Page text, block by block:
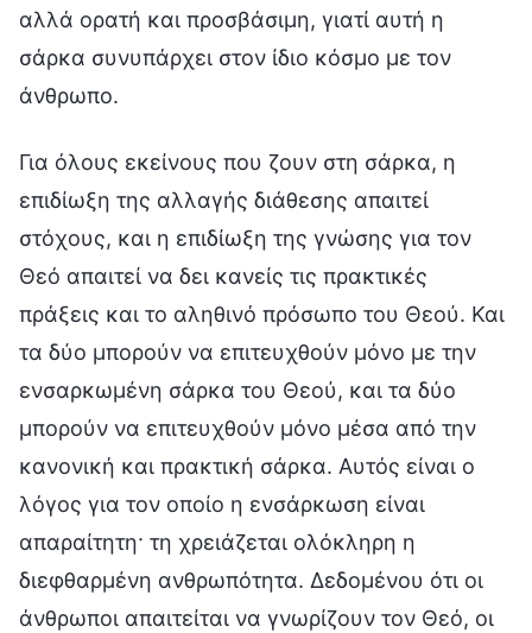
αλλά ορατή και προσβάσιμη, γιατί αυτή η
σάρκα συνυπάρχει στον ίδιο κόσμο με τον
άνθρωπο.
Για όλους εκείνους που ζουν στη σάρκα, η
επιδίωξη της αλλαγής διάθεσης απαιτεί
στόχους, και η επιδίωξη της γνώσης για τον
Θεό απαιτεί να δει κανείς τις πρακτικές
πράξεις και το αληθινό πρόσωπο του Θεού. Και
τα δύο μπορούν να επιτευχθούν μόνο με την
ενσαρκωμένη σάρκα του Θεού, και τα δύο
μπορούν να επιτευχθούν μόνο μέσα από την
κανονική και πρακτική σάρκα. Αυτός είναι ο
λόγος για τον οποίο η ενσάρκωση είναι
απαραίτητη· τη χρειάζεται ολόκληρη η
διεφθαρμένη ανθρωπότητα. Δεδομένου ότι οι
άνθρωποι απαιτείται να γνωρίζουν τον Θεό, οι